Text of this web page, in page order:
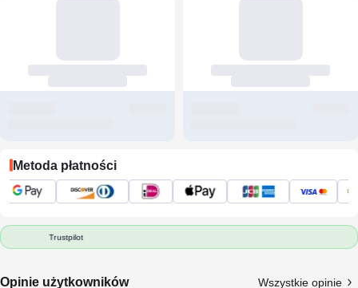
Metoda płatności
Trustpilot
Opinie użytkowników Wszystkie opinie